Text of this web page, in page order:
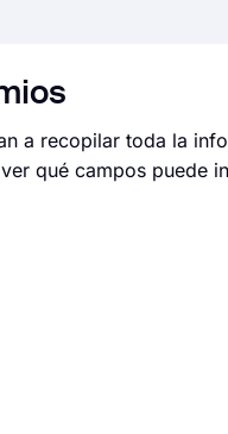
a recopilar toda la
qué campos puede